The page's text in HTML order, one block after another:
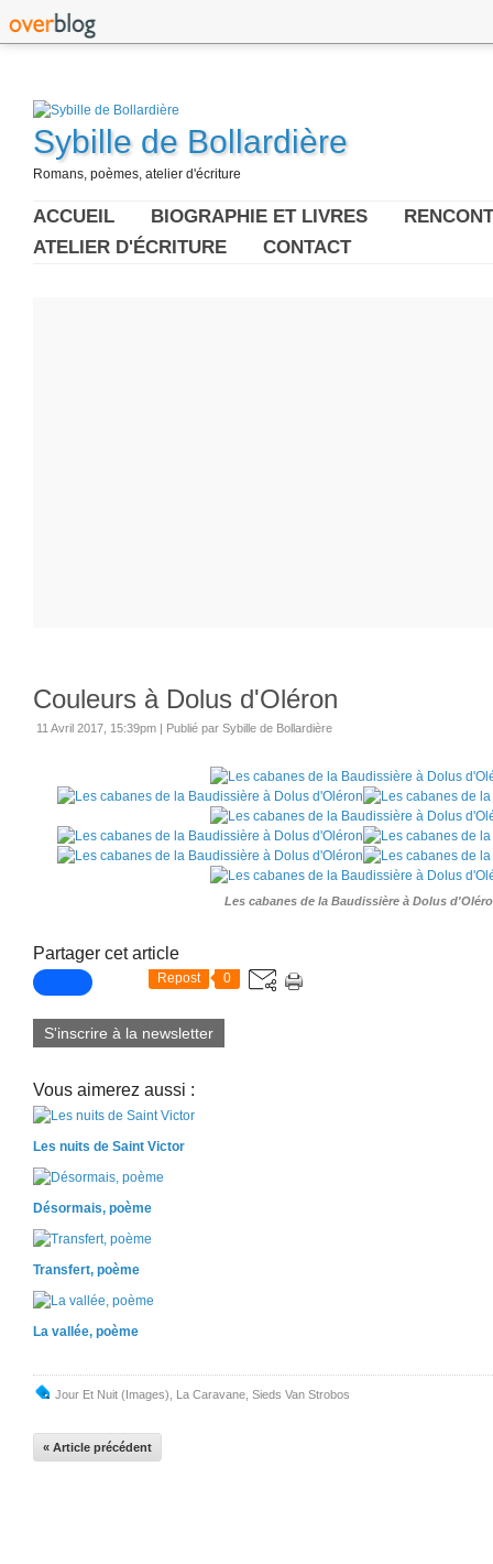
Sybille de Bollardière
Romans, poèmes, atelier d'écriture
ACCUEIL BIOGRAPHIE ET LIVRES
ATELIER D'ÉCRITURE
CONTACT
Couleurs à Dolus d'Oléron
11 Avril 2017, 15:39pm | Publié par Sybille de Bollardière
Les cabanes de la Baudissière à Dolus
Partager cet article
Repost 0
S'inscrire à la newsletter
Vous aimerez aussi :
Les nuits de Saint Victor
Désormais, poème
Transfert, poème
La vallée, poème
Jour Et Nuit (images) La Caravane Sieds Van Strobos
« Article précédent